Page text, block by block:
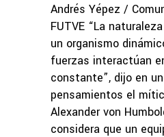
Andrés Yépez /
FUTVE “La
un organismo
fuerzas interactúan
constante”, dijo en
pensamientos el
Alexander von
considera que un